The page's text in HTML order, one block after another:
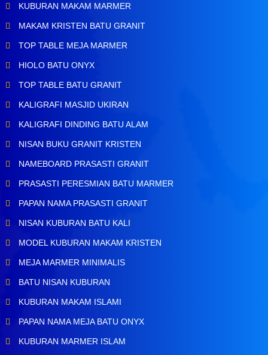
KUBURAN MAKAM MARMER
MAKAM KRISTEN BATU GRANIT
TOP TABLE MEJA MARMER
HIOLO BATU ONYX
TOP TABLE BATU GRANIT
KALIGRAFI MASJID UKIRAN
KALIGRAFI DINDING BATU ALAM
NISAN BUKU GRANIT KRISTEN
NAMEBOARD PRASASTI GRANIT
PRASASTI PERESMIAN BATU MARMER
PAPAN NAMA PRASASTI GRANIT
NISAN KUBURAN BATU KALI
MODEL KUBURAN MAKAM KRISTEN
MEJA MARMER MINIMALIS
BATU NISAN KUBURAN
KUBURAN MAKAM ISLAMI
PAPAN NAMA MEJA BATU ONYX
KUBURAN MARMER ISLAM